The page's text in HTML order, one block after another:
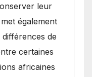
leur
également
de
certaines
africaines